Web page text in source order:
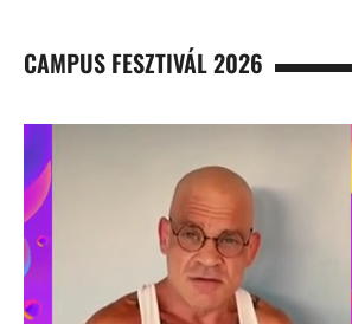
CAMPUS FESZTIVÁL 2026